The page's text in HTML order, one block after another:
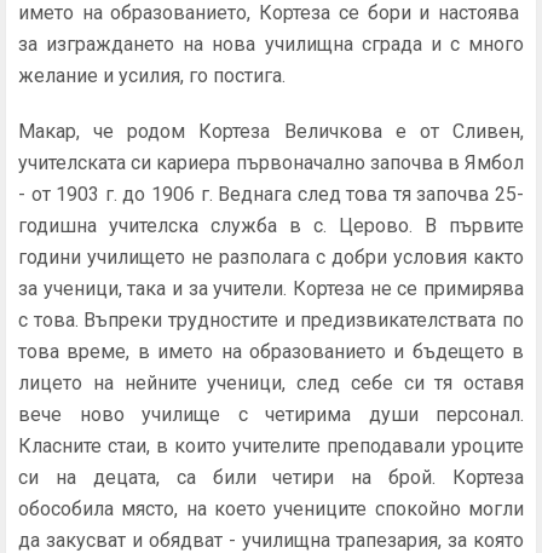
името на образованието, Кортеза се бори и настоява
за изграждането на нова училищна сграда и с много
желание и усилия, го постига.
Макар, че родом Кортеза Величкова е от Сливен,
учителската си кариера първоначално започва в Ямбол
- от 1903 г. до 1906 г. Веднага след това тя започва 25-
годишна учителска служба в с. Церово. В първите
години училището не разполага с добри условия както
за ученици, така и за учители. Кортеза не се примирява
с това. Въпреки трудностите и предизвикателствата по
това време, в името на образованието и бъдещето в
лицето на нейните ученици, след себе си тя оставя
вече ново училище с четирима души персонал.
Класните стаи, в които учителите преподавали уроците
си на децата, са били четири на брой. Кортеза
обособила място, на което учениците спокойно могли
да закусват и обядват - училищна трапезария, за която